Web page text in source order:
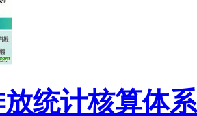
统计核算体